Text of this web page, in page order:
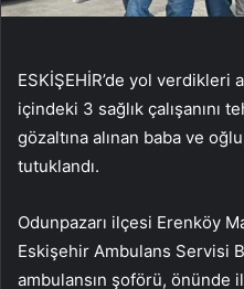
ESKİŞEHİR’de yol verdikleri
içindeki 3 sağlık çalışanını
gözaltına alınan baba ve
tutuklandı.
Odunpazarı ilçesi Erenköy
Eskişehir Ambulans Servisi
ambulansın şoförü, önünde